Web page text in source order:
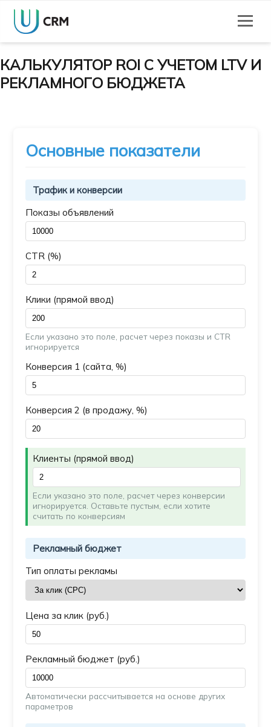
КАЛЬКУЛЯТОР ROI С УЧЕТОМ LTV И
РЕКЛАМНОГО БЮДЖЕТА
Основные показатели
Трафик и конверсии
Показы объявлений
CTR (%)
Клики (прямой ввод)
Если указано это поле, расчет через показы и CTR
игнорируется
Конверсия 1 (сайта, %)
Конверсия 2 (в продажу, %)
Клиенты (прямой ввод)
Если указано это поле, расчет через конверсии
игнорируется. Оставьте пустым, если хотите
считать по конверсиям
Рекламный бюджет
Тип оплаты рекламы
Цена за клик (руб.)
Рекламный бюджет (руб.)
Автоматически рассчитывается на основе других
параметров